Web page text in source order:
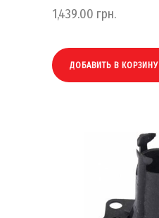
1,439.00 грн.
ДОБАВИТЬ В КОРЗИНУ